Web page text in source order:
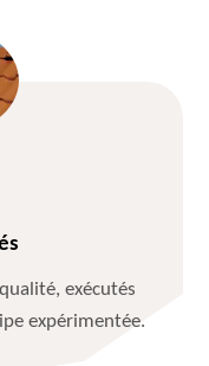
exécutés
expérimentée.